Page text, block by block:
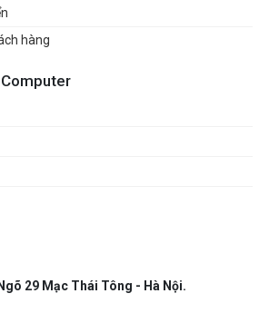
hàng
29 Mạc Thái Tông - Hà Nội.